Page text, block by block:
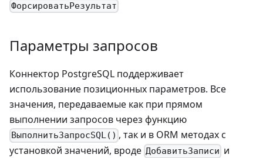
ФорсироватьРезультат
Параметры запросов
Коннектор PostgreSQL поддерживает
использование позиционных параметров. Все
значения, передаваемые как при прямом
выполнении запросов через функцию
ВыполнитьЗапросSQL() , так и в ORM методах с
установкой значений, вроде ДобавитьЗаписи и